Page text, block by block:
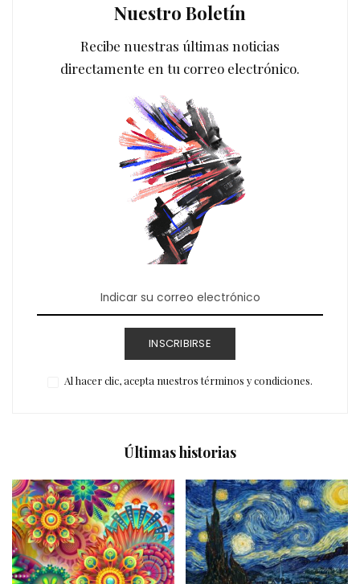
Nuestro Boletín
Recibe nuestras últimas noticias
directamente en tu correo electrónico.
INSCRIBIRSE
Al hacer clic, acepta nuestros términos y condiciones.
Últimas historias